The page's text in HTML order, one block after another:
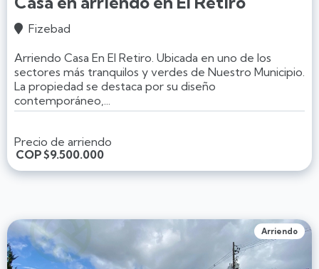
 Fizebad
Arriendo Casa En El Retiro. Ubicada en uno de los
sectores más tranquilos y verdes de Nuestro Municipio.
La propiedad se destaca por su diseño
contemporáneo,...
Precio de arriendo
COP$9.500.000
Arriendo